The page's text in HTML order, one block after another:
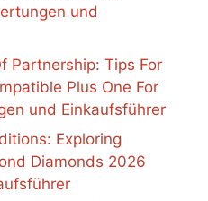
und
Partnership: Tips For
Plus One For
und Einkaufsführer
Exploring
Diamonds 2026